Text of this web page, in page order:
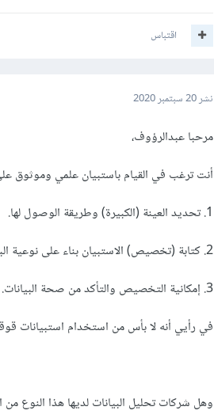
اقتباس
نشر20 سبتمبر 2020
مرحبا عبدالرؤوف،
أنت ترغب في القيام باستبيان علمي وموثوق
1. تحديد العينة (الكبيرة) وطريقة الوصول لها.
2. كتابة (تخصيص) الاستبيان بناء على نوعية البيانات المرغوبة.
3. إمكانية التخصيص والتأكد من صحة البيانات.
في رأيي أنه لا بأس من استخدام استبيانات
وهل شركات تحليل البيانات لديها هذا النوع